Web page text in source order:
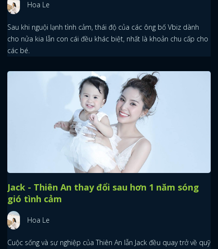
x
ĐĂNG NHẬP
FACEBOOK GOOGLE
Hoa Le
Sau khi nguội lạnh tình cảm, thái độ của các ông bố Vbiz dành
cho nửa kia lẫn con cái đều khác biệt, nhất là khoản chu cấp cho
các bé.
Jack - Thiên An thay đổi sau hơn 1 năm sóng
gió tình cảm
Hoa Le
Cuộc sống và sự nghiệp của Thiên An lẫn Jack đều quay trở về quỹ